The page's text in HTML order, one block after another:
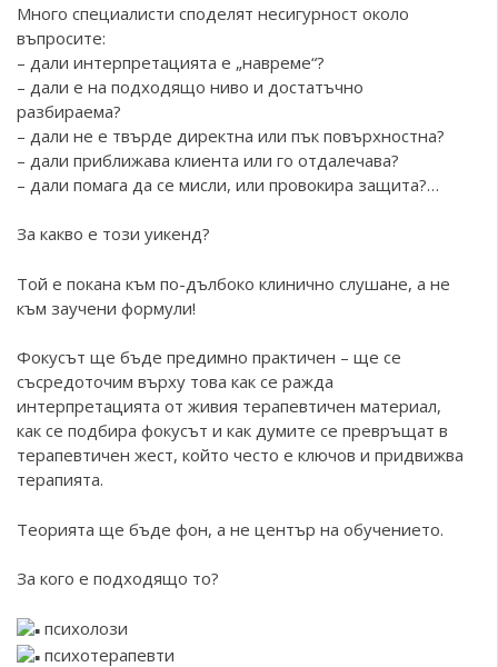
Много специалисти споделят несигурност около
въпросите:
– дали интерпретацията е „навреме“?
– дали е на подходящо ниво и достатъчно
разбираема?
– дали не е твърде директна или пък повърхностна?
– дали приближава клиента или го отдалечава?
– дали помага да се мисли, или провокира защита?…
За какво е този уикенд?
Той е покана към по-дълбоко клинично слушане, а не
към заучени формули!
Фокусът ще бъде предимно практичен – ще се
съсредоточим върху това как се ражда
интерпретацията от живия терапевтичен материал,
как се подбира фокусът и как думите се превръщат в
терапевтичен жест, който често е ключов и придвижва
терапията.
Теорията ще бъде фон, а не център на обучението.
За кого е подходящо то?
психолози
психотерапевти